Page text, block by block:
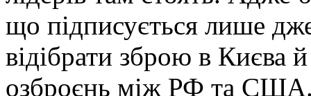
що підписується лише
відібрати зброю в Києва
озброєнь між РФ та